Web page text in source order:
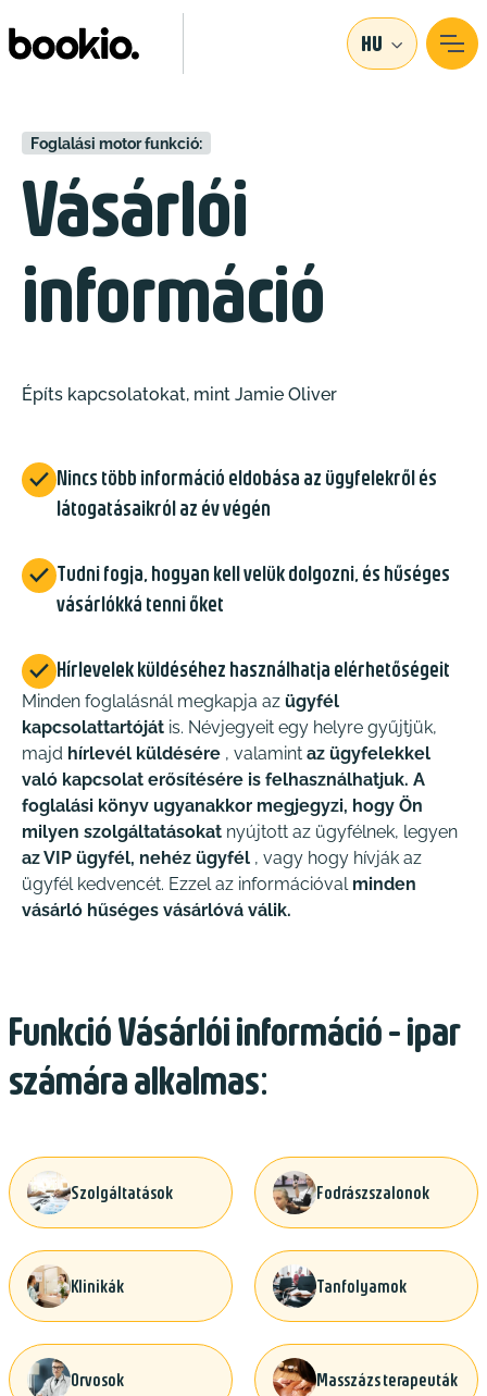
HU
Foglalási motor funkció:
Vásárlói
információ
Építs kapcsolatokat, mint Jamie Oliver
 Nincs több információ eldobása az ügyfelekről és
látogatásaikról az év végén
 Tudni fogja, hogyan kell velük dolgozni, és hűséges
vásárlókká tenni őket
 Hírlevelek küldéséhez használhatja elérhetőségeit
Minden foglalásnál megkapja az ügyfél
kapcsolattartóját is. Névjegyeit egy helyre gyűjtjük,
majd hírlevél küldésére , valamint az ügyfelekkel
való kapcsolat erősítésére is felhasználhatjuk. A
foglalási könyv ugyanakkor megjegyzi, hogy Ön
milyen szolgáltatásokat nyújtott az ügyfélnek, legyen
az VIP ügyfél, nehéz ügyfél , vagy hogy hívják az
ügyfél kedvencét. Ezzel az információval minden
vásárló hűséges vásárlóvá válik.
Funkció Vásárlói információ - ipar
számára alkalmas:
Szolgáltatások Fodrászszalonok
Klinikák Tanfolyamok
Orvosok Masszázs terapeuták